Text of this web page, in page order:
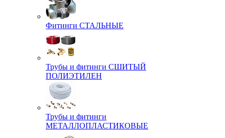
Фитинги СТАЛЬНЫЕ
Трубы и фитинги СШИТЫЙ
ПОЛИЭТИЛЕН
Трубы и фитинги
МЕТАЛЛОПЛАСТИКОВЫЕ